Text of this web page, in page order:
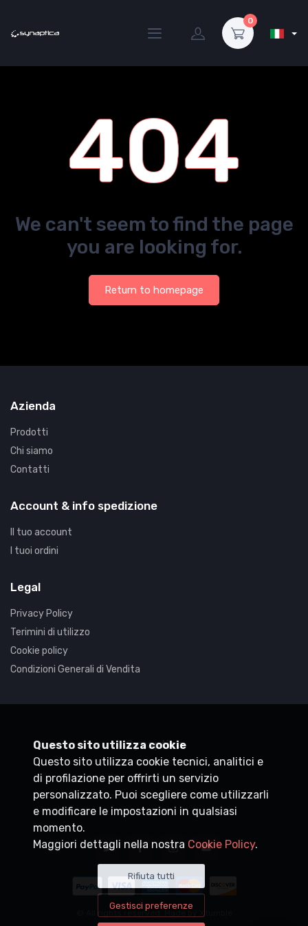
0
404
We can't seem to find the page
you are looking for.
Return to homepage
Azienda
Prodotti
Chi siamo
Contatti
Account & info spedizione
Il tuo account
I tuoi ordini
Legal
Privacy Policy
Terimini di utilizzo
Cookie policy
Condizioni Generali di Vendita
Synaptica
P.IVA 05830520960
+39 0200704272
customercare@synaptica.info
© All rights reserved. Made by
Questo sito utilizza cookie
Questo sito utilizza cookie tecnici, analitici e
di profilazione per offrirti un servizio
personalizzato. Puoi scegliere come utilizzarli
e modificare le impostazioni in qualsiasi
momento.
Maggiori dettagli nella nostra Cookie Policy.
Rifiuta tutti
Gestisci preferenze